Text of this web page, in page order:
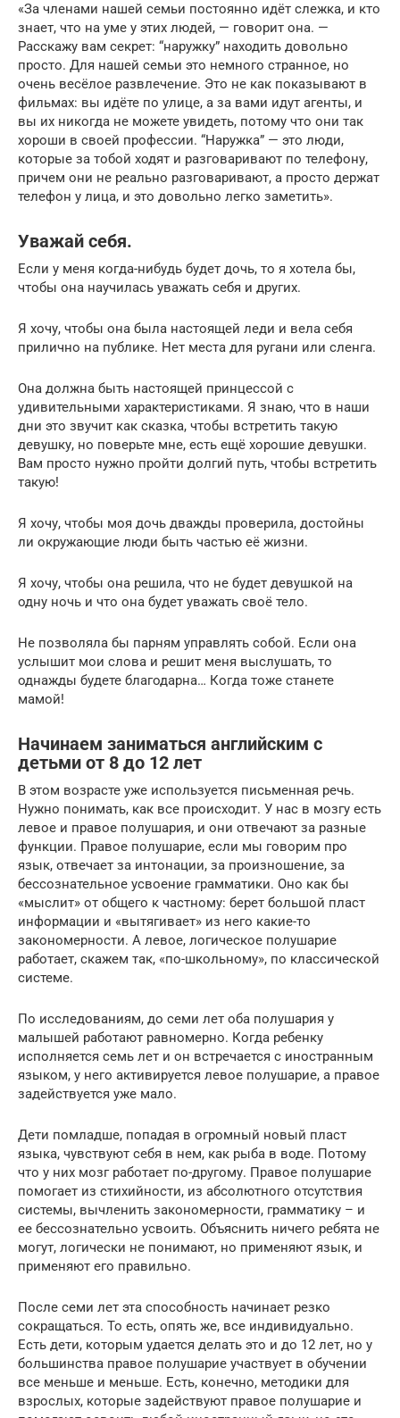
«За членами нашей семьи постоянно идёт слежка, и кто
знает, что на уме у этих людей, — говорит она. —
Расскажу вам секрет: “наружку” находить довольно
просто. Для нашей семьи это немного странное, но
очень весёлое развлечение. Это не как показывают в
фильмах: вы идёте по улице, а за вами идут агенты, и
вы их никогда не можете увидеть, потому что они так
хороши в своей профессии. “Наружка” — это люди,
которые за тобой ходят и разговаривают по телефону,
причем они не реально разговаривают, а просто держат
телефон у лица, и это довольно легко заметить».
Уважай себя.
Если у меня когда-нибудь будет дочь, то я хотела бы,
чтобы она научилась уважать себя и других.
Я хочу, чтобы она была настоящей леди и вела себя
прилично на публике. Нет места для ругани или сленга.
Она должна быть настоящей принцессой с
удивительными характеристиками. Я знаю, что в наши
дни это звучит как сказка, чтобы встретить такую
девушку, но поверьте мне, есть ещё хорошие девушки.
Вам просто нужно пройти долгий путь, чтобы встретить
такую!
Я хочу, чтобы моя дочь дважды проверила, достойны
ли окружающие люди быть частью её жизни.
Я хочу, чтобы она решила, что не будет девушкой на
одну ночь и что она будет уважать своё тело.
Не позволяла бы парням управлять собой. Если она
услышит мои слова и решит меня выслушать, то
однажды будете благодарна… Когда тоже станете
мамой!
Начинаем заниматься английским с
детьми от 8 до 12 лет
В этом возрасте уже используется письменная речь.
Нужно понимать, как все происходит. У нас в мозгу есть
левое и правое полушария, и они отвечают за разные
функции. Правое полушарие, если мы говорим про
язык, отвечает за интонации, за произношение, за
бессознательное усвоение грамматики. Оно как бы
«мыслит» от общего к частному: берет большой пласт
информации и «вытягивает» из него какие-то
закономерности. А левое, логическое полушарие
работает, скажем так, «по-школьному», по классической
системе.
По исследованиям, до семи лет оба полушария у
малышей работают равномерно. Когда ребенку
исполняется семь лет и он встречается с иностранным
языком, у него активируется левое полушарие, а правое
задействуется уже мало.
Дети помладше, попадая в огромный новый пласт
языка, чувствуют себя в нем, как рыба в воде. Потому
что у них мозг работает по-другому. Правое полушарие
помогает из стихийности, из абсолютного отсутствия
системы, вычленить закономерности, грамматику – и
ее бессознательно усвоить. Объяснить ничего ребята не
могут, логически не понимают, но применяют язык, и
применяют его правильно.
После семи лет эта способность начинает резко
сокращаться. То есть, опять же, все индивидуально.
Есть дети, которым удается делать это и до 12 лет, но у
большинства правое полушарие участвует в обучении
все меньше и меньше. Есть, конечно, методики для
взрослых, которые задействуют правое полушарие и